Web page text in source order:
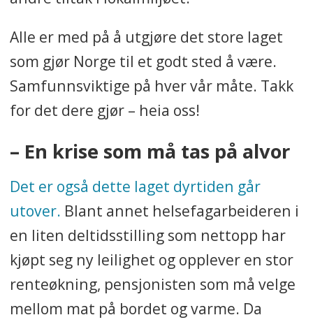
Alle er med på å utgjøre det store laget
som gjør Norge til et godt sted å være.
Samfunnsviktige på hver vår måte. Takk
for det dere gjør – heia oss!
– En krise som må tas på alvor
Det er også dette laget dyrtiden går
utover. Blant annet helsefagarbeideren i
en liten deltidsstilling som nettopp har
kjøpt seg ny leilighet og opplever en stor
renteøkning, pensjonisten som må velge
mellom mat på bordet og varme. Da